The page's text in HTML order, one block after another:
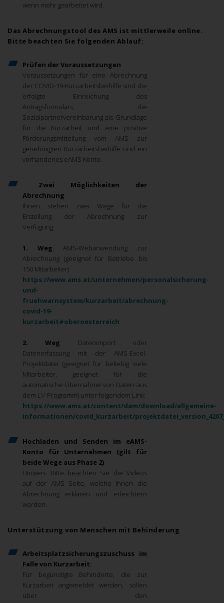
wenn mehr gearbeitet wird.
Das Abrechnungstool des AMS ist mittlerweile online.
Bitte beachten Sie folgenden Ablauf:
Prüfen der Voraussetzungen
Voraussetzungen für eine Abrechnung
der COVID-19-Kurzarbeitsbeihilfe sind die
erfolgte Einreichung des
Antragsformulars, die
Sozialpartnervereinbarung als Grundlage
für die Kurzarbeit und eine positive
Förderungsmitteilung vom AMS zur
genehmigten Kurzarbeitsbeihilfe und ein
vorhandenes eAMS Konto.
Zwei Möglichkeiten der
Abrechnung
Ihnen stehen zwei Wege für die
Erstellung der Abrechnung zur
Verfügung:
1. Weg: AMS-Webanwendung zur
Abrechnung (geeignet für Betriebe bis
150 Mitarbeiter)
https://www.ams.at/unternehmen/personalsicherung-
und-
fruehwarnsystem/kurzarbeit/abrechnung-
covid-19-
kurzarbeit#oberoesterreich
2. Weg: Datenimport oder
Datenerfassung mit der AMS-Excel-
Projektdatei (geeignet für beliebig viele
Mitarbeiter, geeignet für die
automatische Übernahme von Daten aus
dem LV-Programm) unter folgendem Link:
https://www.ams.at/content/dam/download/allgemeine-
informationen/covid_kurzarbeit/
Hochladen und Senden im eAMS-
Konto für Unternehmen (gilt für
beide Wege aus Phase 2)
Hinweis: Bitte beachten Sie die Videos
auf der AMS Seite, welche Ihnen die
Abrechnung erklären und erleichtern
werden.
Unterstützung von Menschen mit Behinderung
Arbeitsplatzsicherungszuschuss im
Falle von Kurzarbeit:
Für begünstigte Behinderte, die zur
Kurzarbeit angemeldet werden, sollen
über den